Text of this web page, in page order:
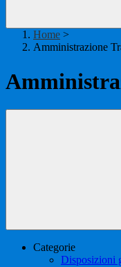
Home >
Amministrazione
Categorie
Disposizioni